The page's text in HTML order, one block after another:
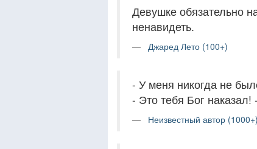
Девушке обязательно
ненавидеть.
Джаред Лето (100+)
- У меня никогда не
- Это тебя Бог
Неизвестный автор (1000+)